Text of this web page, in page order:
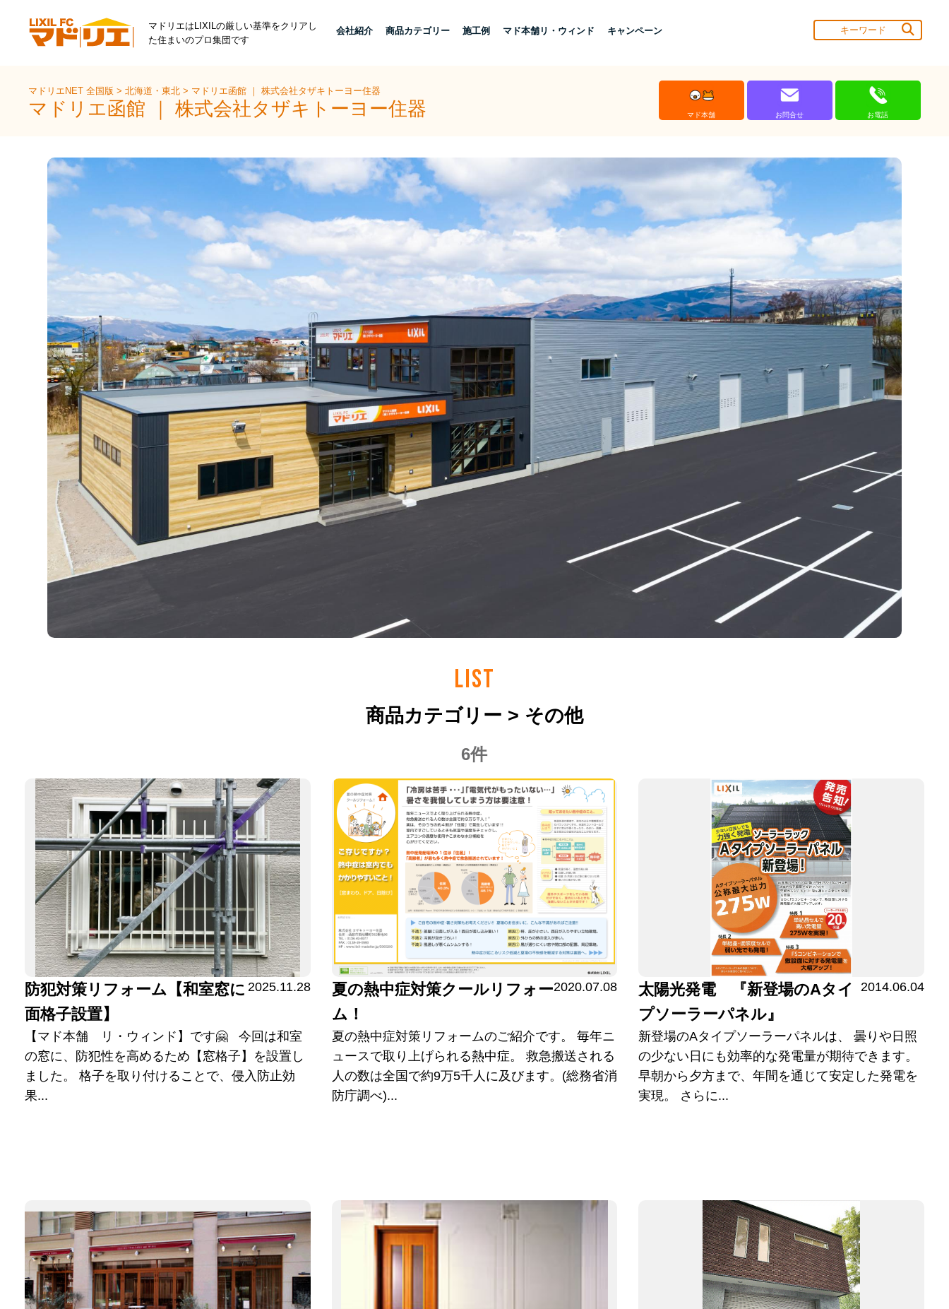
マドリエはLIXILの厳しい基準をクリアし
た住まいのプロ集団です
会社紹介 商品カテゴリー 施工例 マド本舗リ・ウィンド キャンペーン
マドリエNET 全国版>北海道・東北> マドリエ函館 ｜ 株式会社タザキトーヨー住器
マドリエ函館 ｜ 株式会社タザキトーヨー住器 マド本舗 お問合せ お電話
LIST
商品カテゴリー > その他
6件
防犯対策リフォーム【和室窓に
面格子設置】
2025.11.28
【マド本舗 リ・ウィンド】です🤗 今回は和室
の窓に、防犯性を高めるため【窓格子】を設置し
ました。 格子を取り付けることで、侵入防止効
果...
夏の熱中症対策クールリフォー
ム！
2020.07.08
夏の熱中症対策リフォームのご紹介です。 毎年ニ
ュースで取り上げられる熱中症。 救急搬送される
人の数は全国で約9万5千人に及びます。(総務省消
防庁調べ)...
太陽光発電 『新登場のAタイ
プソーラーパネル』
2014.06.04
新登場のAタイプソーラーパネルは、 曇りや日照
の少ない日にも効率的な発電量が期待できます。
早朝から夕方まで、年間を通じて安定した発電を
実現。 さらに...